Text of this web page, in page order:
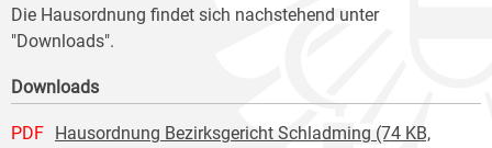
Die Hausordnung findet sich nachstehend unter
"Downloads".
Downloads
PDF
Hausordnung Bezirksgericht Schladming (74 KB,